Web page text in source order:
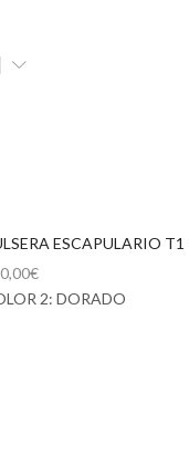
ESCAPULARIO
€
2: DORADO